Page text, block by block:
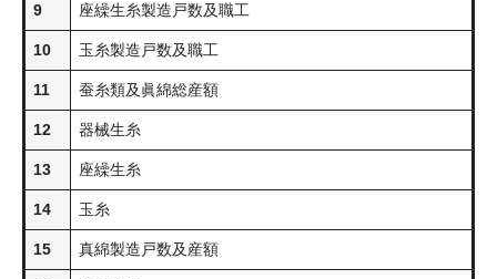
9 座繰生糸製造戸数及職工
10 玉糸製造戸数及職工
11 蚕糸類及眞綿総産額
12 器械生糸
13 座繰生糸
14 玉糸
15 真綿製造戸数及産額